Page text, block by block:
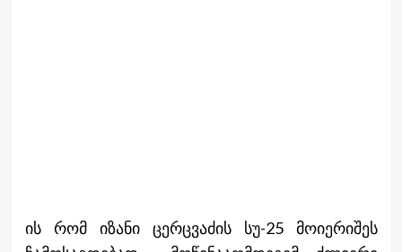
ის რომ იზანი ცერცვაძის სუ-25 მოიერიშეს